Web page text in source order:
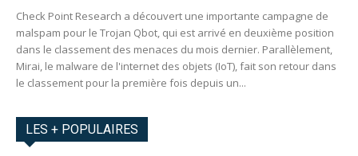
Check Point Research a découvert une importante campagne de
malspam pour le Trojan Qbot, qui est arrivé en deuxième position
dans le classement des menaces du mois dernier. Parallèlement,
Mirai, le malware de l'internet des objets (IoT), fait son retour dans
le classement pour la première fois depuis un...
LES + POPULAIRES